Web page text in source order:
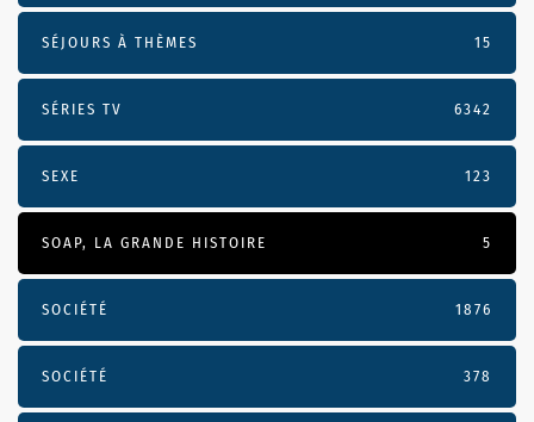
SÉJOURS À THÈMES 15
SÉRIES TV 6342
SEXE 123
SOAP, LA GRANDE HISTOIRE 5
SOCIÉTÉ 1876
SOCIÉTÉ 378